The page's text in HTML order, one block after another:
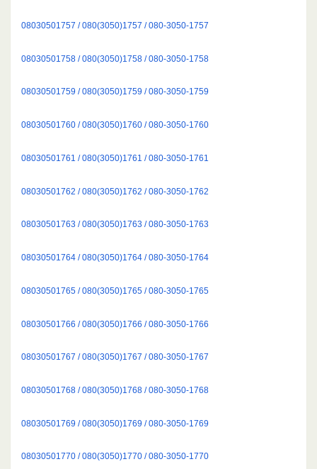
08030501757 / 080(3050)1757 / 080-3050-1757
08030501758 / 080(3050)1758 / 080-3050-1758
08030501759 / 080(3050)1759 / 080-3050-1759
08030501760 / 080(3050)1760 / 080-3050-1760
08030501761 / 080(3050)1761 / 080-3050-1761
08030501762 / 080(3050)1762 / 080-3050-1762
08030501763 / 080(3050)1763 / 080-3050-1763
08030501764 / 080(3050)1764 / 080-3050-1764
08030501765 / 080(3050)1765 / 080-3050-1765
08030501766 / 080(3050)1766 / 080-3050-1766
08030501767 / 080(3050)1767 / 080-3050-1767
08030501768 / 080(3050)1768 / 080-3050-1768
08030501769 / 080(3050)1769 / 080-3050-1769
08030501770 / 080(3050)1770 / 080-3050-1770